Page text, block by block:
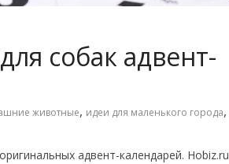
собак адвент-
животные, идеи для маленького города,
адвент-календарей. Hobiz.ru